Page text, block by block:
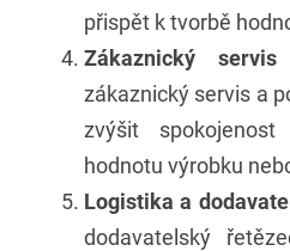
přispět k tvorbě
Zákaznický
zákaznický servis a
zvýšit
hodnotu výrobku
Logistika a
dodavatelský